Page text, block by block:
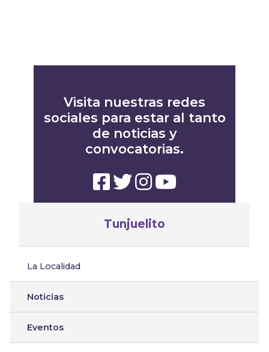
Tunjuelito
La Localidad
Noticias
Eventos
Visita nuestras redes
sociales para estar al tanto
de noticias y
convocatorias.